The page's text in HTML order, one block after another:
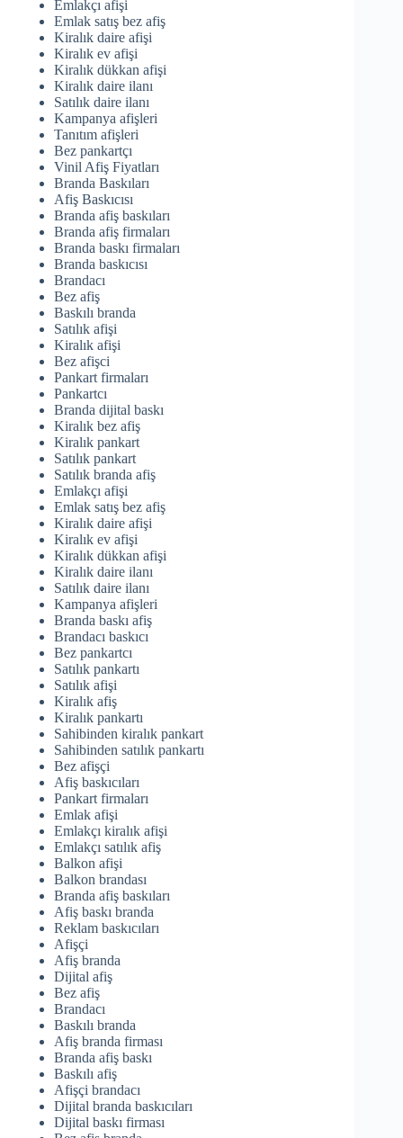
Emlakçı afişi
Emlak satış bez afiş
Kiralık daire afişi
Kiralık ev afişi
Kiralık dükkan afişi
Kiralık daire ilanı
Satılık daire ilanı
Kampanya afişleri
Tanıtım afişleri
Bez pankartçı
Vinil Afiş Fiyatları
Branda Baskıları
Afiş Baskıcısı
Branda afiş baskıları
Branda afiş firmaları
Branda baskı firmaları
Branda baskıcısı
Brandacı
Bez afiş
Baskılı branda
Satılık afişi
Kiralık afişi
Bez afişci
Pankart firmaları
Pankartcı
Branda dijital baskı
Kiralık bez afiş
Kiralık pankart
Satılık pankart
Satılık branda afiş
Emlakçı afişi
Emlak satış bez afiş
Kiralık daire afişi
Kiralık ev afişi
Kiralık dükkan afişi
Kiralık daire ilanı
Satılık daire ilanı
Kampanya afişleri
Branda baskı afiş
Brandacı baskıcı
Bez pankartcı
Satılık pankartı
Satılık afişi
Kiralık afiş
Kiralık pankartı
Sahibinden kiralık pankart
Sahibinden satılık pankartı
Bez afişçi
Afiş baskıcıları
Pankart firmaları
Emlak afişi
Emlakçı kiralık afişi
Emlakçı satılık afiş
Balkon afişi
Balkon brandası
Branda afiş baskıları
Afiş baskı branda
Reklam baskıcıları
Afişçi
Afiş branda
Dijital afiş
Bez afiş
Brandacı
Baskılı branda
Afiş branda firması
Branda afiş baskı
Baskılı afiş
Afişçi brandacı
Dijital branda baskıcıları
Dijital baskı firması